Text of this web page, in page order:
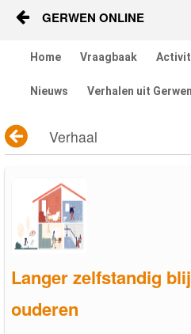
GERWEN ONLINE
Activiteiten
Dorpsgids
Nieuws
Berichten en verhalen
Home Vraagbaak
Nieuws Verhalen uit Gerwen
Verhaal
Langer zelfstandig
ouderen